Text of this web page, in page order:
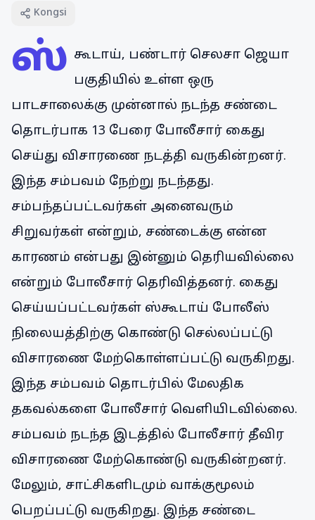
Kongsi
ஸ் கூடாய், பண்டார் செலசா ஜெயா
பகுதியில் உள்ள ஒரு
பாடசாலைக்கு முன்னால் நடந்த சண்டை
தொடர்பாக 13 பேரை போலீசார் கைது
செய்து விசாரணை நடத்தி வருகின்றனர்.
இந்த சம்பவம் நேற்று நடந்தது.
சம்பந்தப்பட்டவர்கள் அனைவரும்
சிறுவர்கள் என்றும், சண்டைக்கு என்ன
காரணம் என்பது இன்னும் தெரியவில்லை
என்றும் போலீசார் தெரிவித்தனர். கைது
செய்யப்பட்டவர்கள் ஸ்கூடாய் போலீஸ்
நிலையத்திற்கு கொண்டு செல்லப்பட்டு
விசாரணை மேற்கொள்ளப்பட்டு வருகிறது.
இந்த சம்பவம் தொடர்பில் மேலதிக
தகவல்களை போலீசார் வெளியிடவில்லை.
சம்பவம் நடந்த இடத்தில் போலீசார் தீவிர
விசாரணை மேற்கொண்டு வருகின்றனர்.
மேலும், சாட்சிகளிடமும் வாக்குமூலம்
பெறப்பட்டு வருகிறது. இந்த சண்டை